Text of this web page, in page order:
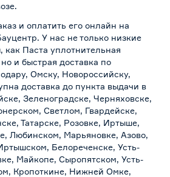
.
и оплатить его онлайн на
У нас не только низкие
как Паста уплотнительная
и быстрая доставка по
Омску, Новороссийску,
доставка до пункта выдачи в
Зеленоградске, Черняховске,
Светлом, Гвардейске,
Татарске, Розовке, Иртыше,
Любинском, Марьяновке, Азово,
Белореченске, Усть-
Майкопе, Сыропятском, Усть-
Кропоткине, Нижней Омке,